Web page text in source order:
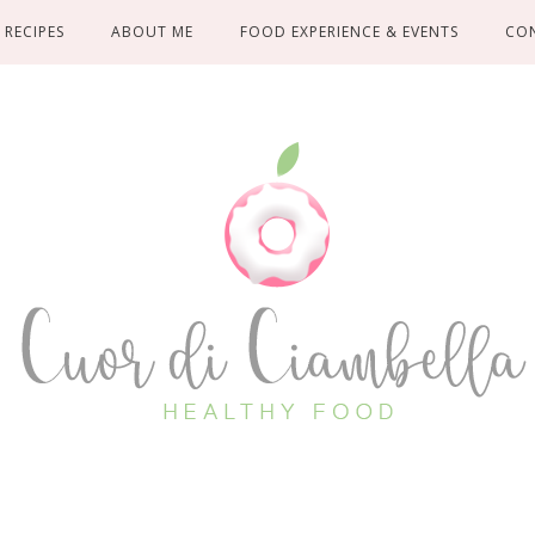
RECIPES ABOUT ME FOOD EXPERIENCE & EVENTS